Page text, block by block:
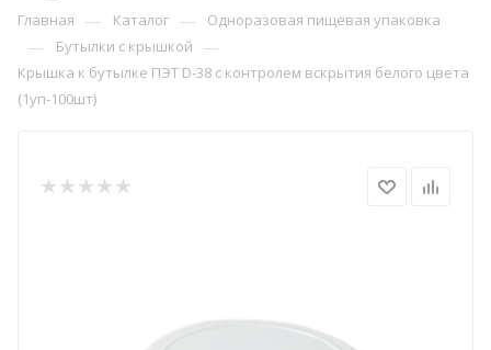
Главная — Каталог — Одноразовая пищевая упаковка
— Бутылки с крышкой —
Крышка к бутылке ПЭТ D-38 с контролем вскрытия белого цвета
(1уп-100шт)